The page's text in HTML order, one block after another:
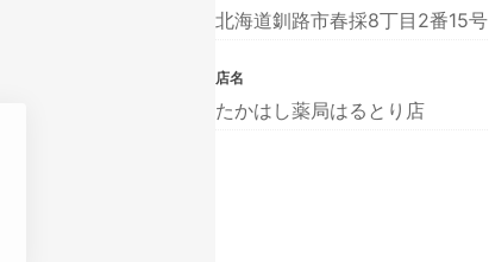
北海道釧路市春採8丁目2番15号
店名
たかはし薬局はるとり店